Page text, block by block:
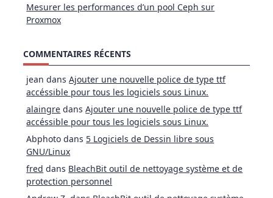
Mesurer les performances d’un pool Ceph sur
Proxmox
COMMENTAIRES RÉCENTS
jean dansAjouter une nouvelle police de type ttf
accéssible pour tous les logiciels sous Linux.
alaingre dansAjouter une nouvelle police de type ttf
accéssible pour tous les logiciels sous Linux.
Abphoto dans 5 Logiciels de Dessin libre sous
GNU/Linux
fred dans BleachBit outil de nettoyage système et de
protection personnel